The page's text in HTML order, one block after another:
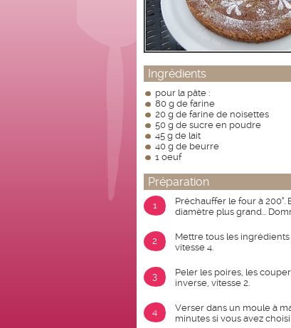
Ingrédients
pour la pâte :
80 g de farine
20 g de farine de noisettes
50 g de sucre en poudre
45 g de lait
40 g de beurre
1 oeuf
Préparation
1
Préchauffer le four à
diamètre plus grand...
2
Mettre tous les ingrédients
vitesse 4.
3
Peler les poires, les
inverse, vitesse 2.
4
Verser dans un moule à
minutes si vous avez